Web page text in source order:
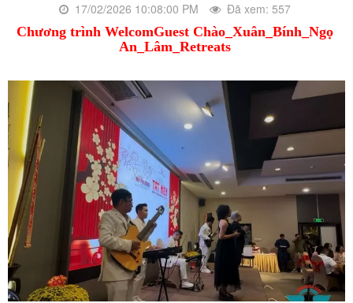
17/02/2026 10:08:00 PM Đã xem: 557
Chương trình WelcomGuest Chào_Xuân_Bính_Ngọ
An_Lâm_Retreats